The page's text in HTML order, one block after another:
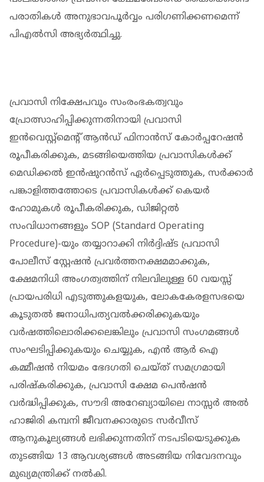
പരാതികൾ അനുഭാവപൂർവ്വം പരിഗണിക്കണമെന്ന്
പിഎൽസി അഭ്യർത്ഥിച്ചു.
പ്രവാസി നിക്ഷേപവും സംരംഭകത്വവും
പ്രോത്സാഹിപ്പിക്കുന്നതിനായി പ്രവാസി
ഇൻവെസ്റ്റ്മെന്റ് ആൻഡ് ഫിനാൻസ് കോർപ്പറേഷൻ
രൂപീകരിക്കുക, മടങ്ങിയെത്തിയ പ്രവാസികൾക്ക്
മെഡിക്കൽ ഇൻഷുറൻസ് ഏർപ്പെടുത്തുക, സർക്കാർ
പങ്കാളിത്തത്തോടെ പ്രവാസികൾക്ക് കെയർ
ഹോമുകൾ രൂപീകരിക്കുക, ഡിജിറ്റൽ
സംവിധാനങ്ങളും SOP (Standard Operating
Procedure)-യും തയ്യാറാക്കി നിർദ്ദിഷ്ട പ്രവാസി
പോലീസ് സ്റ്റേഷൻ പ്രവർത്തനക്ഷമമാക്കുക,
ക്ഷേമനിധി അംഗത്വത്തിന് നിലവിലുള്ള 60 വയസ്സ്
പ്രായപരിധി എടുത്തുകളയുക, ലോകകേരളസഭയെ
കൂടുതൽ ജനാധിപത്യവൽക്കരിക്കുകയും
വർഷത്തിലൊരിക്കലെങ്കിലും പ്രവാസി സംഗമങ്ങൾ
സംഘടിപ്പിക്കുകയും ചെയ്യുക, എൻ ആർ ഐ
കമ്മീഷൻ നിയമം ഭേദഗതി ചെയ്ത് സമഗ്രമായി
പരിഷ്കരിക്കുക, പ്രവാസി ക്ഷേമ പെൻഷൻ
വർദ്ധിപ്പിക്കുക, സൗദി അറേബ്യായിലെ നാസ്സർ അൽ
ഹാജിരി കമ്പനി ജീവനക്കാരുടെ സർവീസ്
ആനുകൂല്യങ്ങൾ ലഭിക്കുന്നതിന് നടപടിയെടുക്കുക
തുടങ്ങിയ 13 ആവശ്യങ്ങൾ അടങ്ങിയ നിവേദനവും
മുഖ്യമന്ത്രിക്ക് നൽകി.